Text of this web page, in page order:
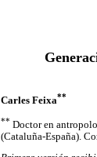
Carles Feixa**
** Doctor en
(Cataluña-España).